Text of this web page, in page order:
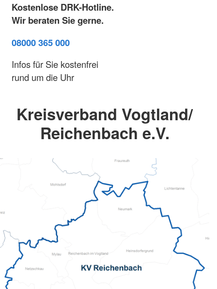
Kostenlose DRK-Hotline.
Wir beraten Sie gerne.
08000 365 000
Infos für Sie kostenfrei
rund um die Uhr
Kreisverband Vogtland/
Reichenbach e.V.